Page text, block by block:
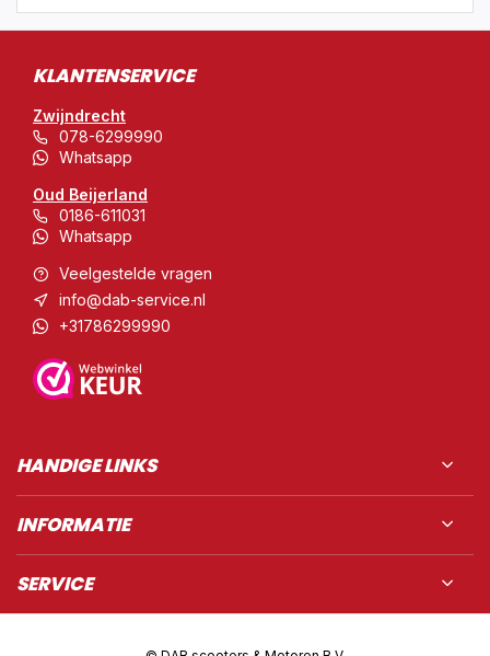
KLANTENSERVICE
Zwijndrecht
078-6299990
Whatsapp
Oud Beijerland
0186-611031
Whatsapp
Veelgestelde vragen
info@dab-service.nl
+31786299990
HANDIGE LINKS
INFORMATIE
SERVICE